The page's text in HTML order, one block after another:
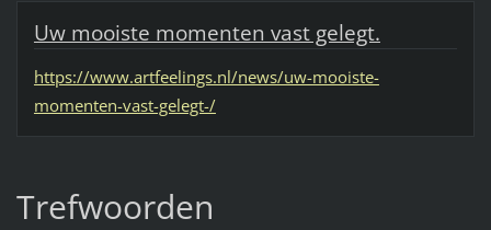
Uw mooiste momenten vast gelegt.
https://www.artfeelings.nl/news/uw-mooiste-
momenten-vast-gelegt-/
Trefwoorden